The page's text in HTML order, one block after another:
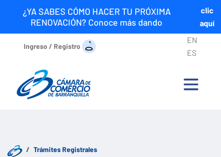
¿YA SABES CÓMO HACER TU PRÓXIMA
RENOVACIÓN? Conoce más dando
clic
aquí
Ingreso / Registro
EN
ES
Trámites Registrales